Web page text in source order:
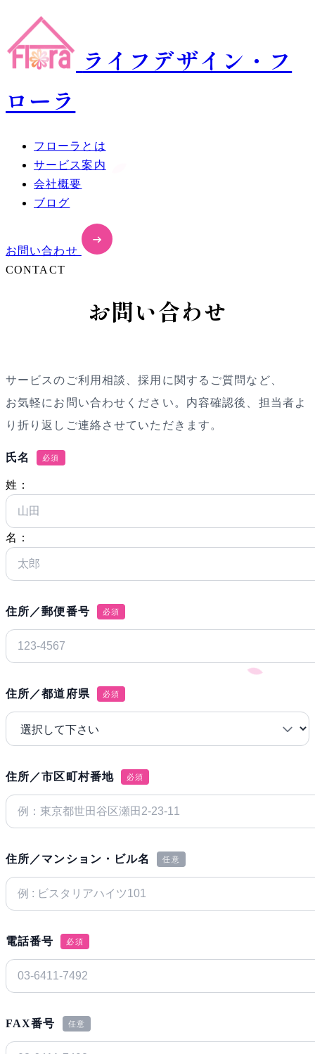
ライフデザイン・フ
ローラ
フローラとは
サービス案内
会社概要
ブログ
お問い合わせ
CONTACT
お問い合わせ
サービスのご利用相談、採用に関するご質問など、
お気軽にお問い合わせください。内容確認後、担当者よ
り折り返しご連絡させていただきます。
氏名 必須
姓：
名：
住所／郵便番号 必須
住所／都道府県 必須
住所／市区町村番地 必須
住所／マンション・ビル名 任意
電話番号 必須
FAX番号 任意